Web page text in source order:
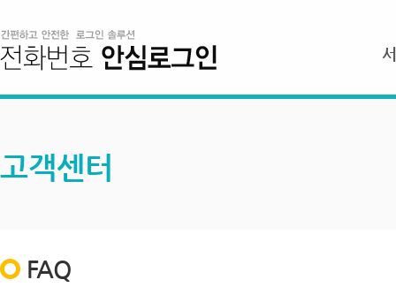
고객센터
FAQ